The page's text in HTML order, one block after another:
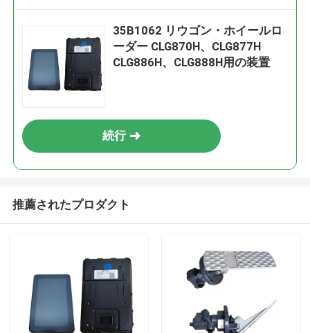
35B1062 リウゴン・ホイールロ
ーダー CLG870H、CLG877H
CLG886H、CLG888H用の装置
続行
推薦されたプロダクト